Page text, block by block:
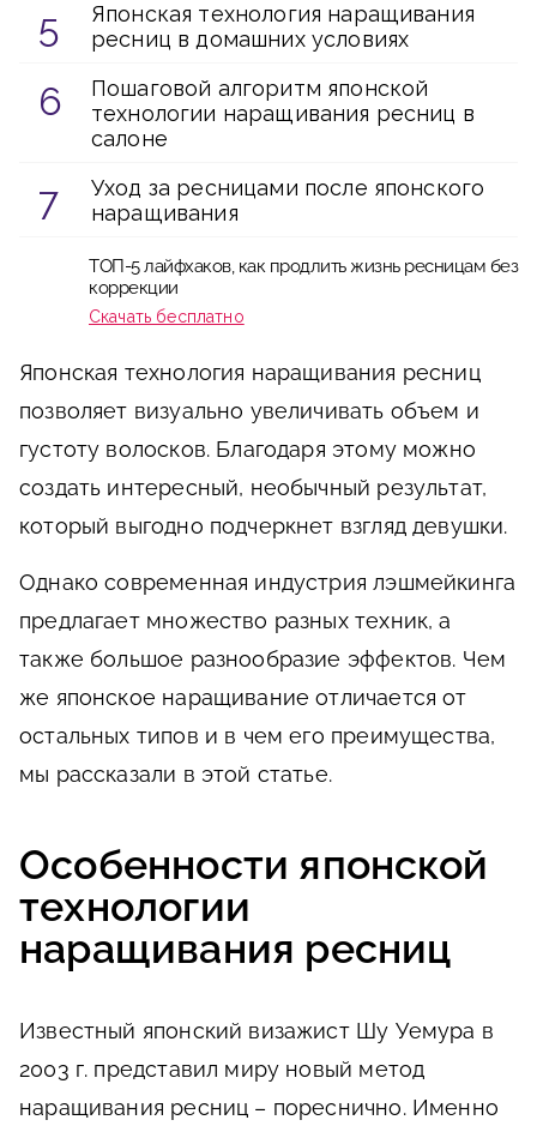
Японская технология наращивания
ресниц в домашних условиях
Пошаговой алгоритм японской
технологии наращивания ресниц в
салоне
Уход за ресницами после японского
наращивания
ТОП-5 лайфхаков, как продлить жизнь ресницам без
коррекции
Скачать бесплатно
Японская технология наращивания ресниц
позволяет визуально увеличивать объем и
густоту волосков. Благодаря этому можно
создать интересный, необычный результат,
который выгодно подчеркнет взгляд девушки.
Однако современная индустрия лэшмейкинга
предлагает множество разных техник, а
также большое разнообразие эффектов. Чем
же японское наращивание отличается от
остальных типов и в чем его преимущества,
мы рассказали в этой статье.
Особенности японской
технологии
наращивания ресниц
Известный японский визажист Шу Уемура в
2003 г. представил миру новый метод
наращивания ресниц – пореснично. Именно